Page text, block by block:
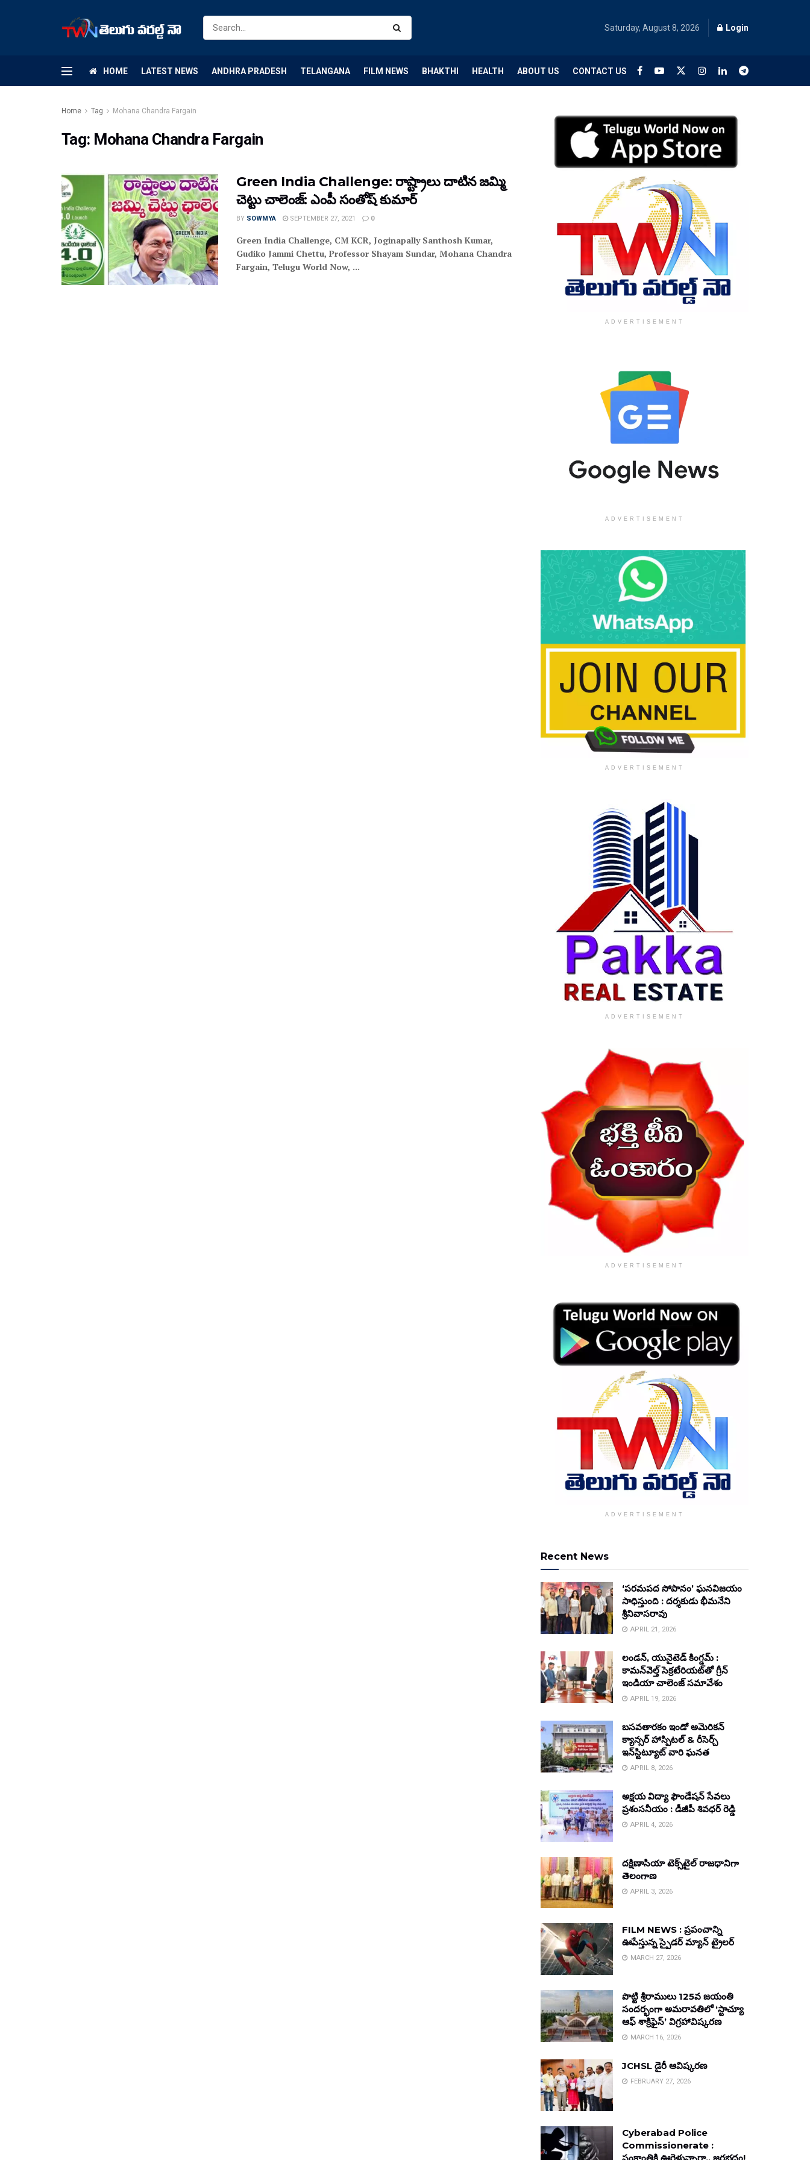
Saturday, August 8, 2026 Login
HOME LATEST NEWS ANDHRA PRADESH TELANGANA FILM NEWS BHAKTHI HEALTH ABOUT US CONTACT US
Home Tag Mohana Chandra Fargain
Tag: Mohana Chandra Fargain
Green India Challenge: రాష్ట్రాలు దాటిన జమ్మి
చెట్టు చాలెంజ్: ఎంపీ సంతోష్ కుమార్
BY SOWMYA SEPTEMBER 27, 2021 0
Green India Challenge, CM KCR, Joginapally Santhosh Kumar,
Gudiko Jammi Chettu, Professor Shayam Sundar, Mohana Chandra
Fargain, Telugu World Now, ...
ADVERTISEMENT
ADVERTISEMENT
ADVERTISEMENT
ADVERTISEMENT
ADVERTISEMENT
ADVERTISEMENT
Recent News
‘పరమపద సోపానం’ ఘనవిజయం
సాధిస్తుంది : దర్శకుడు భీమనేని
శ్రీనివాసరావు
APRIL 21, 2026
లండన్, యునైటెడ్ కింగ్డమ్ :
కామన్‌వెల్త్ సెక్రటేరియట్‌తో గ్రీన్
ఇండియా చాలెంజ్ సమావేశం
APRIL 19, 2026
బసవతారకం ఇండో అమెరికన్
క్యాన్సర్ హాస్పిటల్ & రీసెర్చ్
ఇన్‌స్టిట్యూట్ వారి ఘనత
APRIL 8, 2026
అక్షయ విద్యా ఫౌండేషన్ సేవలు
ప్రశంసనీయం : డీజీపీ శివధర్ రెడ్డి
APRIL 4, 2026
దక్షిణాసియా టెక్స్‌టైల్ రాజధానిగా
తెలంగాణ
APRIL 3, 2026
FILM NEWS : ప్రపంచాన్ని
ఊపేస్తున్న స్పైడర్ మ్యాన్ ట్రైలర్
MARCH 27, 2026
పొట్టి శ్రీరాములు 125వ జయంతి
సందర్భంగా అమరావతిలో ‘స్టాచ్యూ
ఆఫ్ శాక్రిఫైస్’ విగ్రహావిష్కరణ
MARCH 16, 2026
JCHSL డైరీ ఆవిష్కరణ
FEBRUARY 27, 2026
Cyberabad Police
Commissionerate :